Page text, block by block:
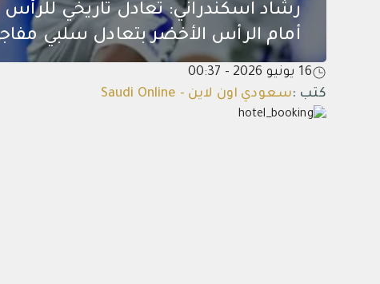
رشاد اسكندراني: تعادل تاريخي للرأس
أمام الرأس الأخضر بتعادل سلبي مفاجئ
16 يونيو 2026 - 00:37
كتب :سعودي اون لاين - Saudi Online